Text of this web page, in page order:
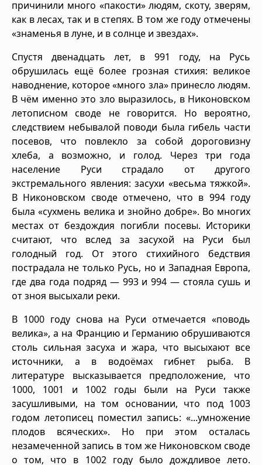
причинили много «пакости» людям, скоту, зверям,
как в лесах, так и в степях. В том же году отмечены
«знаменья в луне, и в солнце и звездах».
Спустя двенадцать лет, в 991 году, на Русь
обрушилась ещё более грозная стихия: великое
наводнение, которое «много зла» принесло людям.
В чём именно это зло выразилось, в Никоновском
летописном своде не говорится. Но вероятно,
следствием небывалой поводи была гибель части
посевов, что повлекло за собой дороговизну
хлеба, а возможно, и голод. Через три года
население Руси страдало от другого
экстремального явления: засухи «весьма тяжкой».
В Никоновском своде отмечено, что в 994 году
была «сухмень велика и знойно добре». Во многих
местах от бездождия погибли посевы. Историки
считают, что вслед за засухой на Руси был
голодный год. От этого стихийного бедствия
пострадала не только Русь, но и Западная Европа,
где два года подряд — 993 и 994 — стояла сушь и
от зноя высыхали реки.
В 1000 году снова на Руси отмечается «поводь
велика», а на Францию и Германию обрушиваются
столь сильная засуха и жара, что высыхают все
источники, а в водоёмах гибнет рыба. В
литературе высказывается предположение, что
1000, 1001 и 1002 годы были на Руси также
засушливыми, на том основании, что под 1003
годом летописец поместил запись: «...умножение
плодов всяческих». Но при этом осталась
незамеченной запись в том же Никоновском своде
о том, что в 1002 году было дождливое лето.